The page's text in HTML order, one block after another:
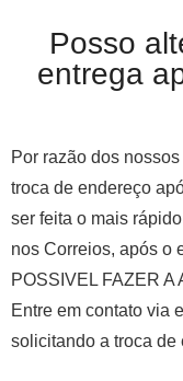
Posso
entrega
Por razão dos
troca de endereço
ser feita o mais
nos Correios, após o
POSSIVEL FAZER A
Entre em contato via
solicitando a troca de